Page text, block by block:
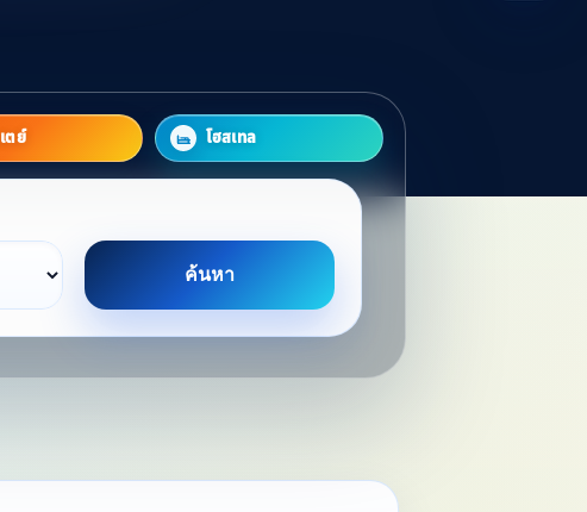
Stay
ตย์ โฮสเทล
ค้นหา